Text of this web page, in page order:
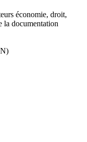
économie, droit,
la documentation